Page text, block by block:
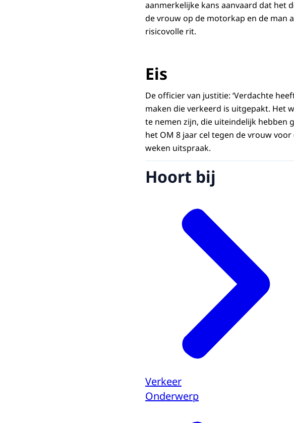
aanmerkelijke kans aanvaard dat het
de vrouw op de motorkap en de man
risicovolle rit.
Eis
De officier van justitie: ‘Verdachte
maken die verkeerd is uitgepakt. Het
te nemen zijn, die uiteindelijk hebben
het OM 8 jaar cel tegen de vrouw
weken uitspraak.
Hoort bij
Verkeer
Onderwerp